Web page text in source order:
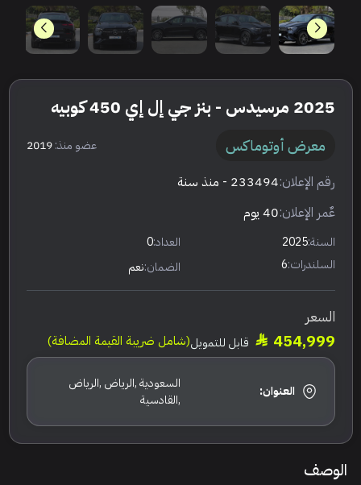
2025 مرسيدس - بنز جي إل إي 450 كوبيه
معرض أوتوماكس عضو منذ:2019
رقم الإعلان:233494 - منذ سنة
عٌمر الإعلان:40 يوم
السنة:2025 العداد:0
السلندرات:6 الضمان:نعم
السعر
454,999 قابل للتمويل(شامل ضريبة القيمة المضافة)
العنوان:
السعودية ,الرياض ,الرياض
,القادسية
الوصف